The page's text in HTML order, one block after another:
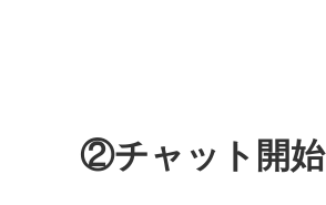
②チャット開始